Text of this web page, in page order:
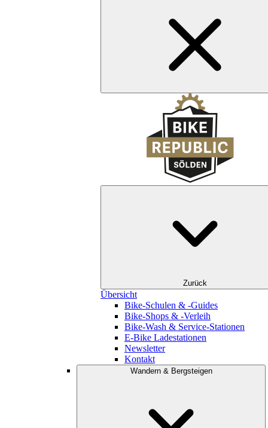
Zurück
Übersicht
Bike-Schulen & -Guides
Bike-Shops & -Verleih
Bike-Wash & Service-Stationen
E-Bike Ladestationen
Newsletter
Kontakt
Wandern & Bergsteigen